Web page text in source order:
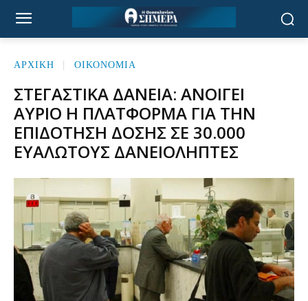
ΑΡΧΙΚΉ ΟΙΚΟΝΟΜΙΑ
ΣΤΕΓΑΣΤΙΚΆ ΔΆΝΕΙΑ: ΑΝΟΊΓΕΙ
ΑΎΡΙΟ Η ΠΛΑΤΦΌΡΜΑ ΓΙΑ ΤΗΝ
ΕΠΙΔΌΤΗΣΗ ΔΌΣΗΣ ΣΕ 30.000
ΕΥΆΛΩΤΟΥΣ ΔΑΝΕΙΟΛΉΠΤΕΣ